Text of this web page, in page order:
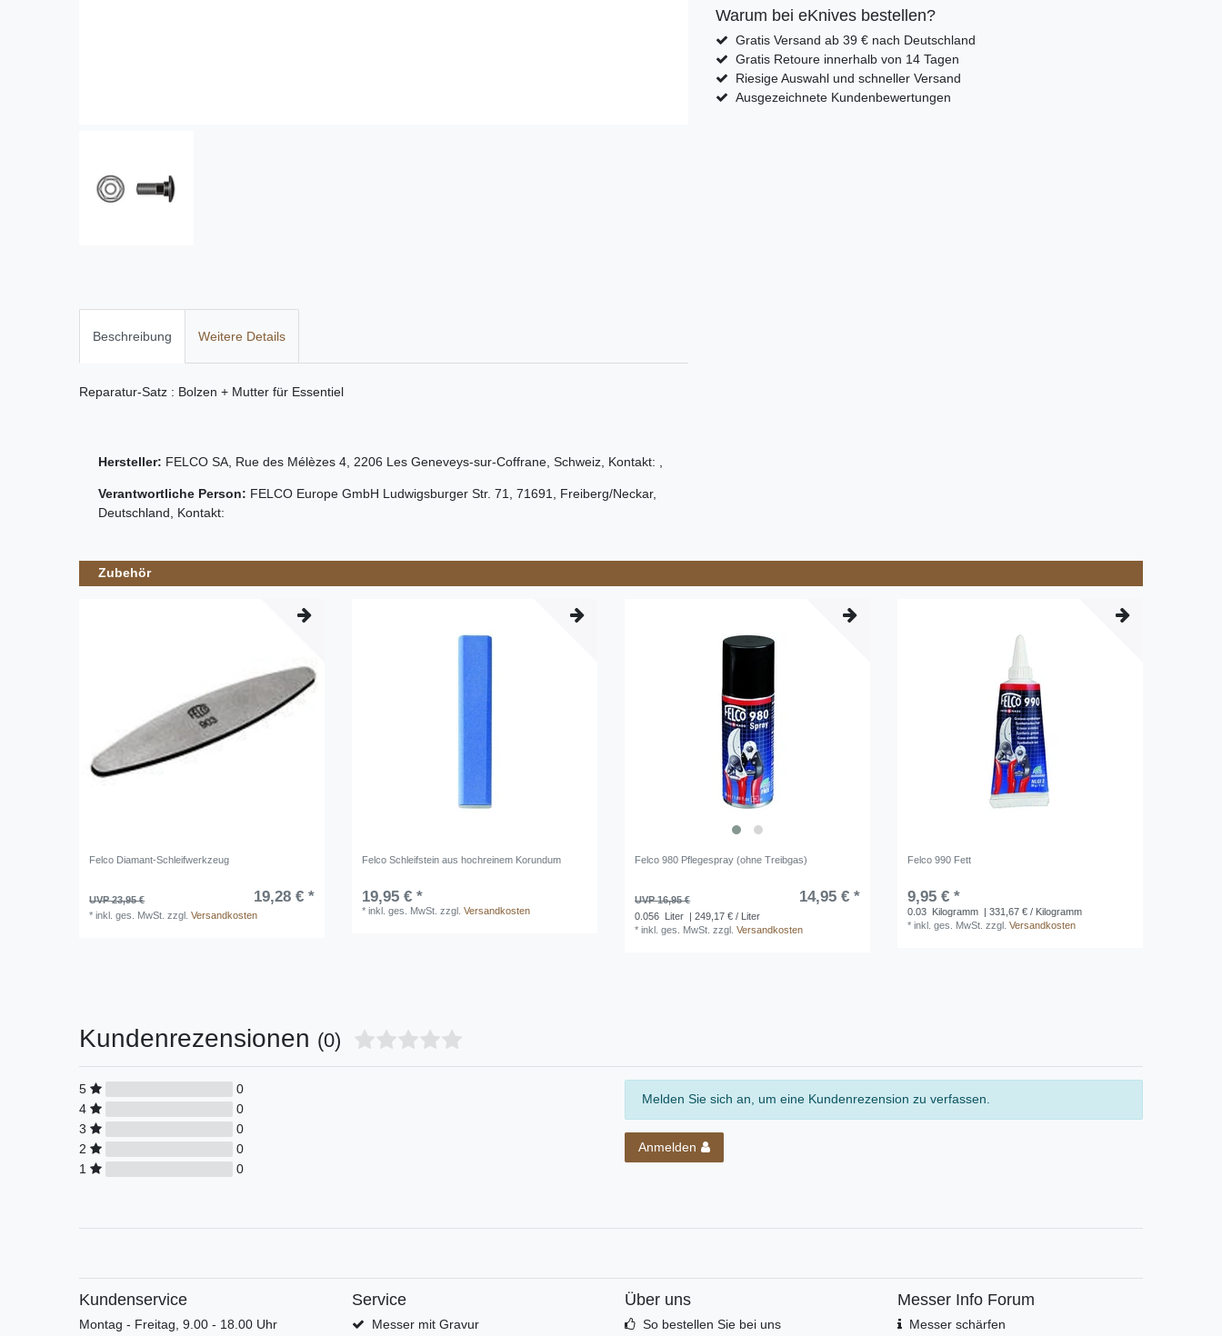
Warum bei eKnives bestellen?
Gratis Versand ab 39 € nach Deutschland
Gratis Retoure innerhalb von 14 Tagen
Riesige Auswahl und schneller Versand
Ausgezeichnete Kundenbewertungen
Beschreibung Weitere Details
Reparatur-Satz : Bolzen + Mutter für Essentiel
Hersteller: FELCO SA Rue des Mélèzes 4 2206 Les Geneveys-sur-Coffrane Schweiz , Kontakt:
Verantwortliche Person: FELCO Europe GmbH Ludwigsburger Str. 71 71691 Freiberg/Neckar,
Deutschland , Kontakt:
Zubehör
Felco Diamant-Schleifwerkzeug
UVP 23,95 € 19,28 € *
*inkl. ges. MwSt. zzgl.Versandkosten
Felco Schleifstein aus hochreinem Korundum
19,95 € *
*inkl. ges. MwSt. zzgl.Versandkosten
Felco 980 Pflegespray (ohne Treibgas)
UVP 16,95 € 14,95 € *
0.056 Liter | 249,17 € / Liter
*inkl. ges. MwSt. zzgl.Versandkosten
Felco 990 Fett
9,95 € *
0.03 Kilogramm | 331,67 € / Kilogramm
*inkl. ges. MwSt. zzgl.Versandkosten
Kundenrezensionen (0)
5
0
4
0
3
0
2
0
1
0
Melden Sie sich an, um eine Kundenrezension zu verfassen.
Anmelden
Kundenservice
Montag - Freitag, 9.00 - 18.00 Uhr
Service
Messer mit Gravur
Über uns
So bestellen Sie bei uns
Messer Info Forum
Messer schärfen